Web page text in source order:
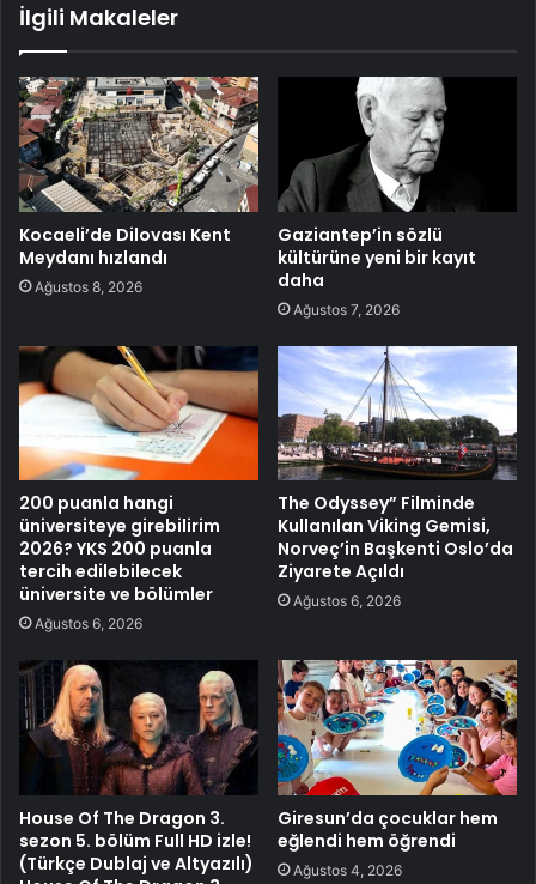
İlgili Makaleler
Kocaeli’de Dilovası Kent
Meydanı hızlandı
Ağustos 8, 2026
Gaziantep’in sözlü
kültürüne yeni bir kayıt
daha
Ağustos 7, 2026
200 puanla hangi
üniversiteye girebilirim
2026? YKS 200 puanla
tercih edilebilecek
üniversite ve bölümler
Ağustos 6, 2026
The Odyssey” Filminde
Kullanılan Viking Gemisi,
Norveç’in Başkenti Oslo’da
Ziyarete Açıldı
Ağustos 6, 2026
House Of The Dragon 3.
sezon 5. bölüm Full HD izle!
(Türkçe Dublaj ve Altyazılı)
Giresun’da çocuklar hem
eğlendi hem öğrendi
Ağustos 4, 2026